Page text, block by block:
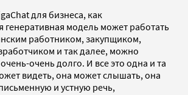
для бизнеса, как
генеративная модель может работать
работником, закупщиком,
и так далее, можно
очень долго. И все это одна и та
видеть, она может слышать, она
и устную речь,